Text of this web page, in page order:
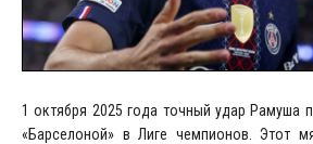
1 октября 2025 года точный удар Рамуша
«Барселоной» в Лиге чемпионов. Этот